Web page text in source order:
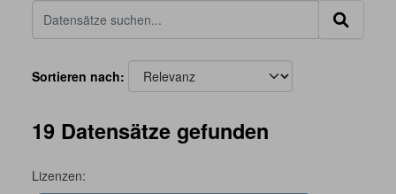
Sortieren nach
19 Datensätze gefunden
Lizenzen: